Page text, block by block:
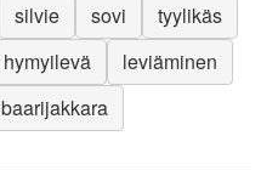
silvie sovi
tyylikäs
hymyilevä
leviäminen
baarijakkara